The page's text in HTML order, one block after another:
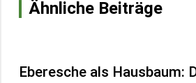
Ähnliche Beiträge
Eberesche als Hausbaum: